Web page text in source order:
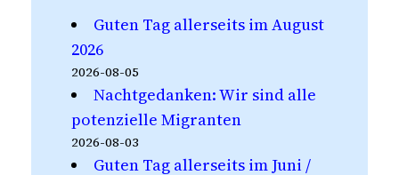
Guten Tag allerseits im August
2026
2026-08-05
Nachtgedanken: Wir sind alle
potenzielle Migranten
2026-08-03
Guten Tag allerseits im Juni /